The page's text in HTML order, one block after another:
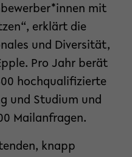
mit
erklärt die
und Diversität,
Pro Jahr berät
hochqualifizierte
und Studium und
Mailanfragen.
knapp